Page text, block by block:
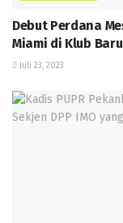
Debut Perdana
Miami di Klub
Juli 23, 2023